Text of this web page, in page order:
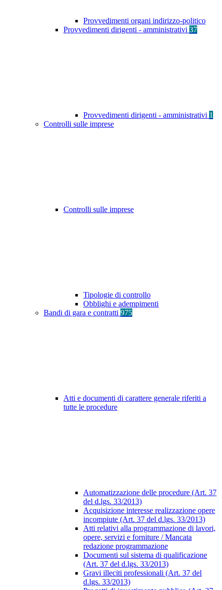
Provvedimenti organi indirizzo-politico
Provvedimenti dirigenti - amministrativi 37
Provvedimenti dirigenti - amministrativi 1
Controlli sulle imprese
Controlli sulle imprese
Tipologie di controllo
Obblighi e adempimenti
Bandi di gara e contratti 975
Atti e documenti di carattere generale riferiti a
tutte le procedure
Automatizzazione delle procedure (Art. 37
del d.lgs. 33/2013)
Acquisizione interesse realizzazione opere
incompiute (Art. 37 del d.lgs. 33/2013)
Atti relativi alla programmazione di lavori,
opere, servizi e forniture / Mancata
redazione programmazione
Documenti sul sistema di qualificazione
(Art. 37 del d.lgs. 33/2013)
Gravi illeciti professionali (Art. 37 del
d.lgs. 33/2013)